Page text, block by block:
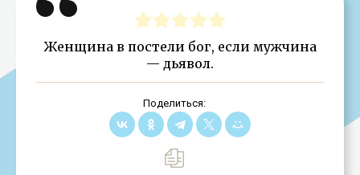
Женщина в постели бог, если мужчина
— дьявол.
Поделиться: